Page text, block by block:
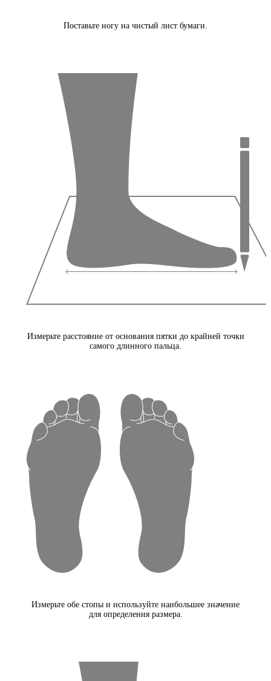
Поставьте ногу на чистый лист бумаги.
Измерьте расстояние от основания пятки до крайней точки
самого длинного пальца.
Измерьте обе стопы и используйте наибольшее значение
для определения размера.